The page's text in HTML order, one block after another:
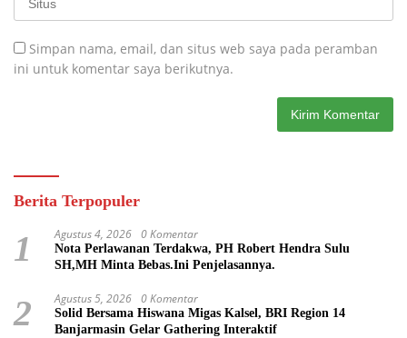
Simpan nama, email, dan situs web saya pada peramban
ini untuk komentar saya berikutnya.
Berita Terpopuler
1 Agustus 4, 2026 0 Komentar
Nota Perlawanan Terdakwa, PH Robert Hendra Sulu
SH,MH Minta Bebas.Ini Penjelasannya.
2 Agustus 5, 2026 0 Komentar
Solid Bersama Hiswana Migas Kalsel, BRI Region 14
Banjarmasin Gelar Gathering Interaktif